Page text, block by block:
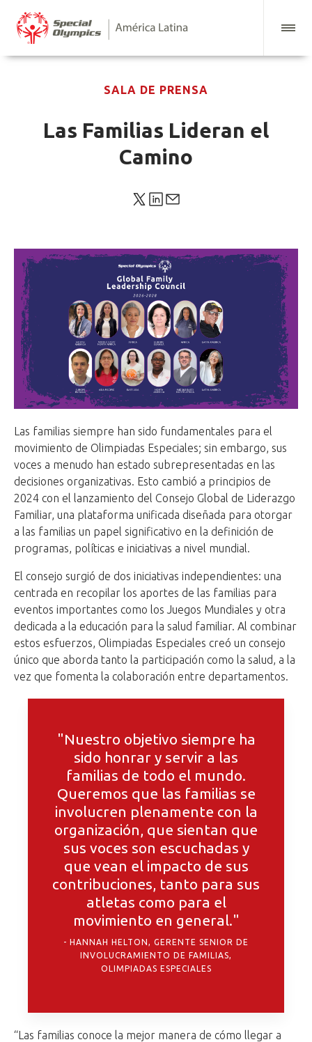
SALA DE PRENSA
Las Familias Lideran el
Camino
Las familias siempre han sido fundamentales para el
movimiento de Olimpiadas Especiales; sin embargo, sus
voces a menudo han estado subrepresentadas en las
decisiones organizativas. Esto cambió a principios de
2024 con el lanzamiento del Consejo Global de Liderazgo
Familiar, una plataforma unificada diseñada para otorgar
a las familias un papel significativo en la definición de
programas, políticas e iniciativas a nivel mundial.
El consejo surgió de dos iniciativas independientes: una
centrada en recopilar los aportes de las familias para
eventos importantes como los Juegos Mundiales y otra
dedicada a la educación para la salud familiar. Al combinar
estos esfuerzos, Olimpiadas Especiales creó un consejo
único que aborda tanto la participación como la salud, a la
vez que fomenta la colaboración entre departamentos.
"Nuestro objetivo siempre ha
sido honrar y servir a las
familias de todo el mundo.
Queremos que las familias se
involucren plenamente con la
organización, que sientan que
sus voces son escuchadas y
que vean el impacto de sus
contribuciones, tanto para sus
atletas como para el
movimiento en general."
HANNAH HELTON, GERENTE SENIOR DE
INVOLUCRAMIENTO DE FAMILIAS,
OLIMPIADAS ESPECIALES
“Las familias conoce la mejor manera de cómo llegar a